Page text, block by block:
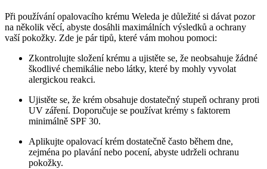
Při používání opalovacího krému Weleda je důležité si dávat pozor
na několik věcí, abyste dosáhli maximálních výsledků a ochrany
vaší pokožky. Zde je pár tipů, které vám mohou pomoci:
Zkontrolujte složení krému a ujistěte se, že neobsahuje žádné
škodlivé chemikálie nebo látky, které by mohly vyvolat
alergickou reakci.
Ujistěte se, že krém obsahuje dostatečný stupeň ochrany proti
UV záření. Doporučuje se používat krémy s faktorem
minimálně SPF 30.
Aplikujte opalovací krém dostatečně často během dne,
zejména po plavání nebo pocení, abyste udrželi ochranu
pokožky.